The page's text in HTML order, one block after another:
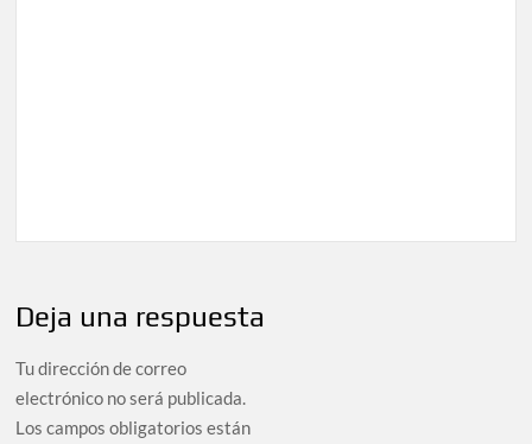
Deja una respuesta
Tu dirección de correo
electrónico no será publicada.
Los campos obligatorios están